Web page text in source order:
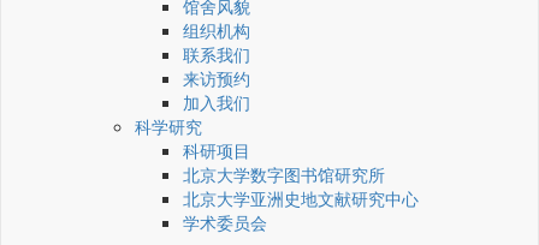
馆舍风貌
组织机构
联系我们
来访预约
加入我们
科学研究
科研项目
北京大学数字图书馆研究所
北京大学亚洲史地文献研究中心
学术委员会